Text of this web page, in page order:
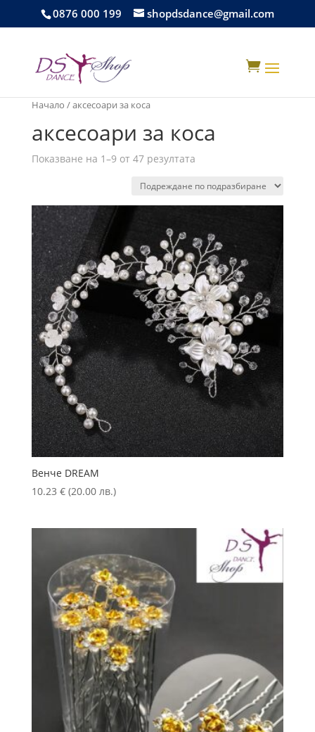
0876 000 199 shopdsdance@gmail.com

Начало / аксесоари за коса
аксесоари за коса
Показване на 1–9 от 47 резултата
Венче DREAM
10.23 € (20.00 лв.)